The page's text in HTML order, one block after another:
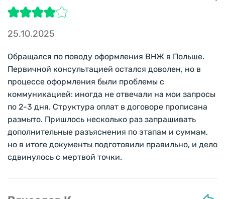
25.10.2025
Обращался по поводу оформления ВНЖ в Польше.
Первичной консультацией остался доволен, но в
процессе оформления были проблемы с
коммуникацией: иногда не отвечали на мои запросы
по 2-3 дня. Структура оплат в договоре прописана
размыто. Пришлось несколько раз запрашивать
дополнительные разъяснения по этапам и суммам,
но в итоге документы подготовили правильно, и дело
сдвинулось с мертвой точки.